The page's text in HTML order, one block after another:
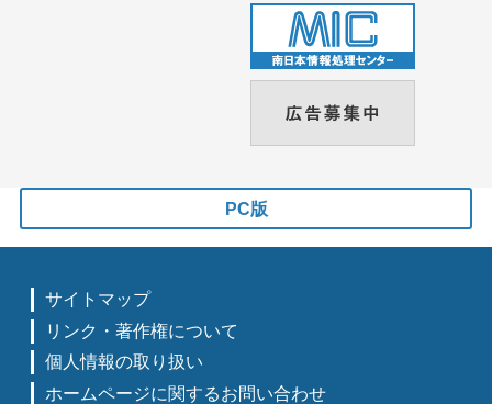
PC版
サイトマップ
リンク・著作権について
個人情報の取り扱い
ホームページに関するお問い合わせ